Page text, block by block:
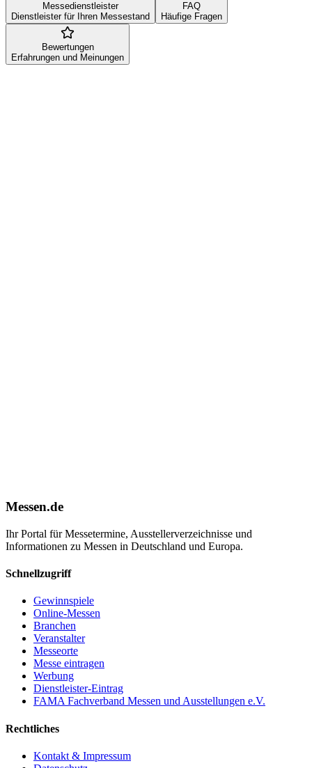
Messedienstleister
Dienstleister für Ihren Messestand
FAQ
Häufige Fragen
Bewertungen
Erfahrungen und Meinungen
Messen.de
Ihr Portal für Messetermine, Ausstellerverzeichnisse und
Informationen zu Messen in Deutschland und Europa.
Schnellzugriff
Gewinnspiele
Online-Messen
Branchen
Veranstalter
Messeorte
Messe eintragen
Werbung
Dienstleister-Eintrag
FAMA Fachverband Messen und Ausstellungen e.V.
Rechtliches
Kontakt & Impressum